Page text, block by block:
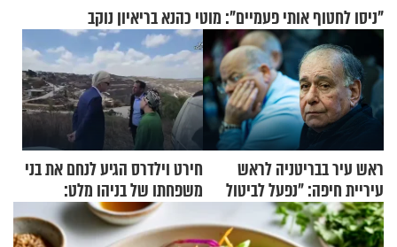
"ניסו לחטוף אותי פעמיים": מוטי כהנא בריאיון נוקב
ראש עיר בבריטניה לראש
עיריית חיפה: ״נפעל לביטול
ברית הערים התאומות״
חירט וילדרס הגיע לנחם את בני
משפחתו של בניהו מלט:
"מיליונים באירופה תומכים
בכם"